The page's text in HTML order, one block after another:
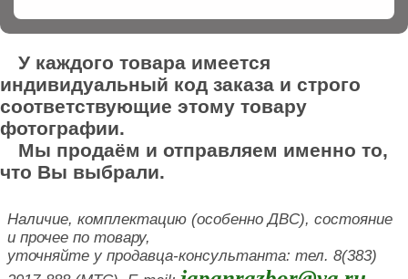
У каждого товара имеется
индивидуальный код заказа и строго
соответствующие этому товару
фотографии.
Мы продаём и отправляем именно то,
что Вы выбрали.
Наличие, комплектацию (особенно ДВС), состояние
и прочее по товару,
уточняйте у продавца-консультанта: тел. 8(383)